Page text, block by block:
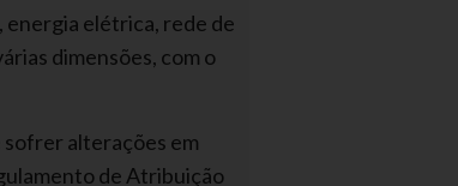
energia elétrica, rede de
dimensões, com o
alterações em
de Atribuição